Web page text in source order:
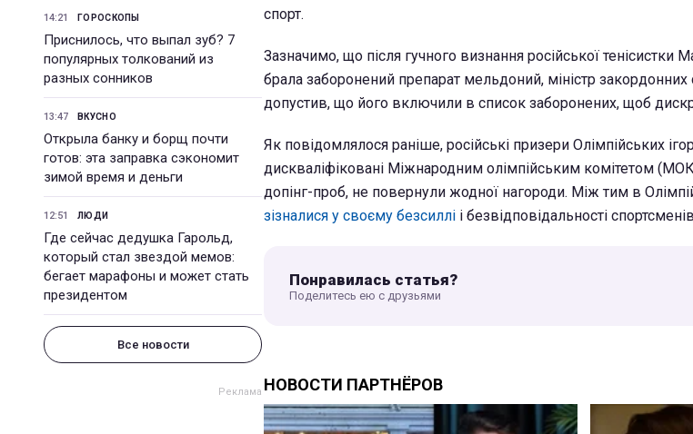
14:21 ГОРОСКОПЫ
Приснилось, что выпал зуб? 7
популярных толкований из
разных сонников
13:47 ВКУСНО
Открыла банку и борщ почти
готов: эта заправка сэкономит
зимой время и деньги
12:51 ЛЮДИ
Где сейчас дедушка Гарольд,
который стал звездой мемов:
бегает марафоны и может стать
президентом
Все новости
спорт.
Зазначимо, що після гучного визнання російської тенісистки
брала заборонений препарат мельдоний, міністр
допустив, що його включили в список заборонених, щоб
Як повідомлялося раніше, російські призери Олімпійських
дискваліфіковані Міжнародним олімпійським комітетом
допінг-проб, не повернули жодної нагороди. Між тим в
зізналися у своєму безсиллі і безвідповідальності
Понравилась статья?
Поделитесь ею с друзьями